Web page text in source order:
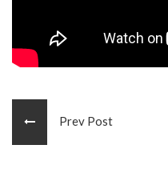
Prev Post